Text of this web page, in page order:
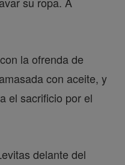
la ofrenda de
con aceite, y
el sacrificio por el
delante del